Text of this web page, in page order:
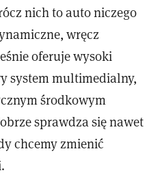
nich to auto niczego
wręcz
oferuje wysoki
system multimedialny,
środkowym
sprawdza się nawet
chcemy zmienić